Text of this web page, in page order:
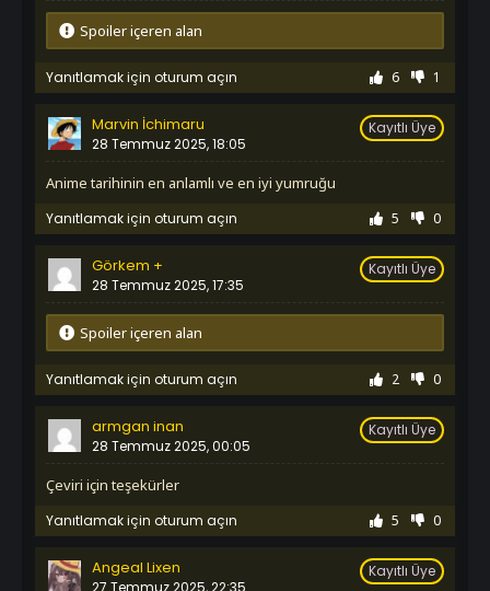
İzledim
İzledim
1. Sezon 1119. Bölüm
İzledim
1. Sezon 1120. Bölüm
İzledim
1. Sezon 1121. Bölüm
İzledim
1. Sezon 1122. Bölüm
İzledim
İzledim
İzledim
1. Sezon 1125. Bölüm
İzledim
1. Sezon 1126. Bölüm
İzledim
İzledim
İzledim
1. Sezon 1129. Bölüm
İzledim
1. Sezon 1130. Bölüm
İzledim
1. Sezon 1131. Bölüm
1. Sezon 1132. Bölüm
Spoiler içeren alan
6 1
Yanıtlamak için oturum açın
Marvin İchimaru
Kayıtlı Üye
28 Temmuz 2025, 18:05
Anime tarihinin en anlamlı ve en iyi yumruğu
5 0
Yanıtlamak için oturum açın
Görkem +
Kayıtlı Üye
28 Temmuz 2025, 17:35
Spoiler içeren alan
2 0
Yanıtlamak için oturum açın
armgan inan
Kayıtlı Üye
28 Temmuz 2025, 00:05
çeviri için teşekürler
5 0
Yanıtlamak için oturum açın
Angeal Lixen
Kayıtlı Üye
27 Temmuz 2025, 22:35